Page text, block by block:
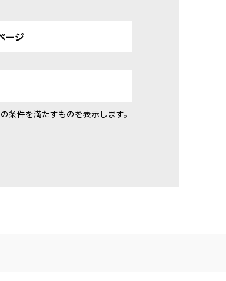
ージ
条件を満たすものを表示します。